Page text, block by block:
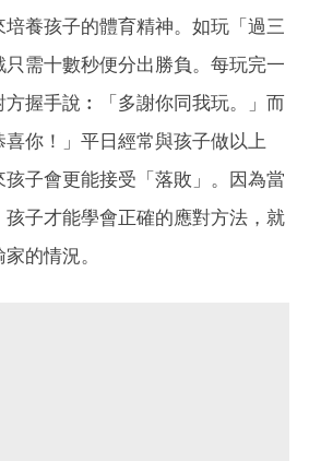
養孩子的體育精神。如玩「過三
需十數秒便分出勝負。每玩完一
方握手說︰「多謝你同我玩。」而
你！」平日經常與孩子做以上
孩子會更能接受「落敗」。因為當
子才能學會正確的應對方法，就
的情況。